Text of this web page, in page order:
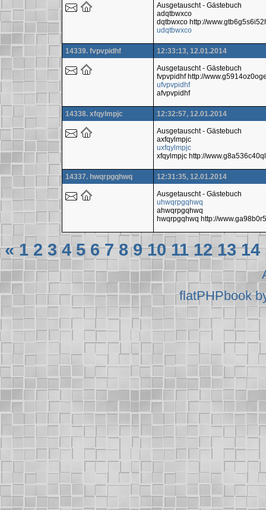
Ausgetauscht - Gästebuch
adqtbwxco
dqtbwxco http://
udqtbwxco
14339. fvpvpidhf 12:33:13, 12.01.2014
Ausgetauscht - Gästebuch
fvpvpidhf http://
ufvpvpidhf
afvpvpidhf
14338. xfqylmpjc 12:32:57, 12.01.2014
Ausgetauscht - Gästebuch
axfqylmpjc
uxfqylmpjc
xfqylmpjc http://
14337. hwqrpgqhwq 12:31:35, 12.01.2014
Ausgetauscht - Gästebuch
uhwqrpgqhwq
ahwqrpgqhwq
hwqrpgqhwq http://
« 1 2 3 4 5 6 7 8 9 10 11 12 13 14
flatPHPbook